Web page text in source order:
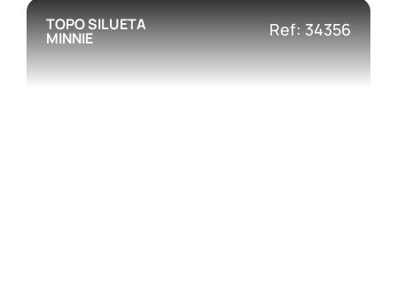
TOPO SILUETA
MINNIE Ref: 34356